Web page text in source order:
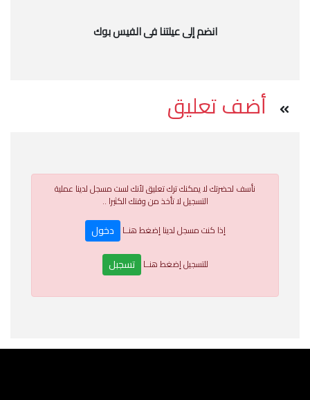
انضم إلى عيلتنا فى الفيس بوك
أضف تعليق
نأسف لحضرتك لا يمكنك ترك تعليق لأنك لست مسجل لدينا عملية
التسجيل لا تأخذ من وقتك الكثيرا ..
إذا كنت مسجل لدينا إضغط هنــا
دخول
للتسجيل إضغط هنــا تسجبل